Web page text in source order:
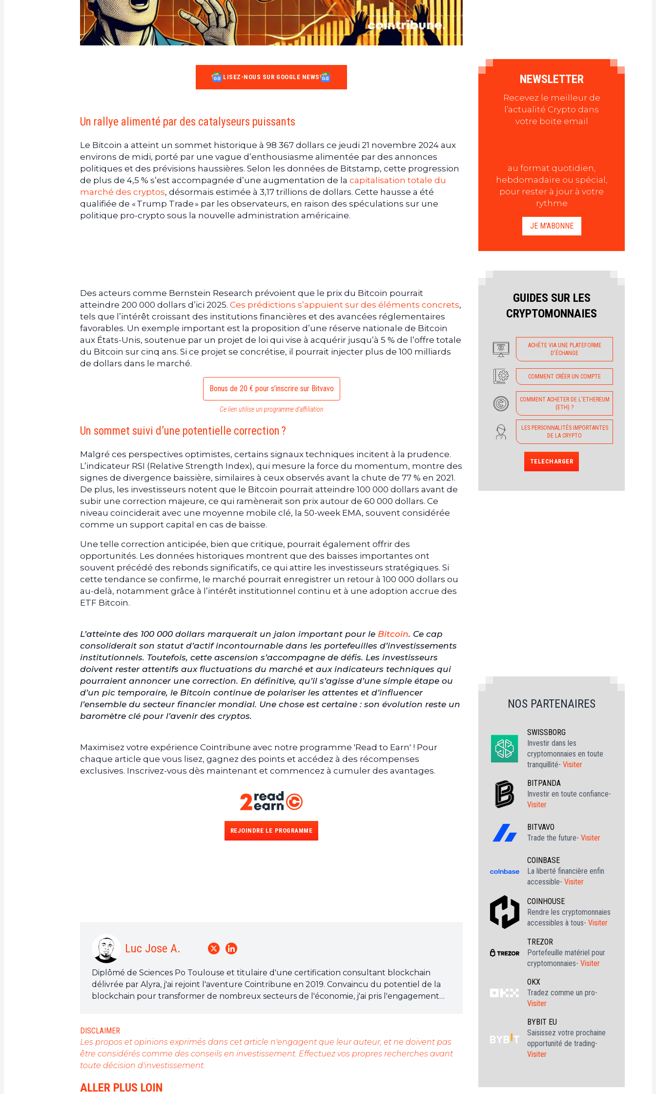
LISEZ-NOUS SUR GOOGLE NEWS
Un rallye alimenté par des catalyseurs puissants
Le Bitcoin a atteint un sommet historique à 98 367 dollars ce jeudi 21 novembre 2024 aux
environs de midi, porté par une vague d’enthousiasme alimentée par des annonces
politiques et des prévisions haussières. Selon les données de Bitstamp, cette progression
de plus de 4,5 % s’est accompagnée d’une augmentation de la capitalisation totale du
marché des cryptos, désormais estimée à 3,17 trillions de dollars. Cette hausse a été
qualifiée de « Trump Trade » par les observateurs, en raison des spéculations sur une
politique pro-crypto sous la nouvelle administration américaine.
Des acteurs comme Bernstein Research prévoient que le prix du Bitcoin pourrait
atteindre 200 000 dollars d’ici 2025. Ces prédictions s’appuient sur des éléments concrets,
tels que l’intérêt croissant des institutions financières et des avancées réglementaires
favorables. Un exemple important est la proposition d’une réserve nationale de Bitcoin
aux États-Unis, soutenue par un projet de loi qui vise à acquérir jusqu’à 5 % de l’offre totale
du Bitcoin sur cinq ans. Si ce projet se concrétise, il pourrait injecter plus de 100 milliards
de dollars dans le marché.
Bonus de 20 € pour s’inscrire sur Bitvavo
Ce lien utilise un programme d’affiliation
Un sommet suivi d’une potentielle correction ?
Malgré ces perspectives optimistes, certains signaux techniques incitent à la prudence.
L’indicateur RSI (Relative Strength Index), qui mesure la force du momentum, montre des
signes de divergence baissière, similaires à ceux observés avant la chute de 77 % en 2021.
De plus, les investisseurs notent que le Bitcoin pourrait atteindre 100 000 dollars avant de
subir une correction majeure, ce qui ramènerait son prix autour de 60 000 dollars. Ce
niveau coïnciderait avec une moyenne mobile clé, la 50-week EMA, souvent considérée
comme un support capital en cas de baisse.
Une telle correction anticipée, bien que critique, pourrait également offrir des
opportunités. Les données historiques montrent que des baisses importantes ont
souvent précédé des rebonds significatifs, ce qui attire les investisseurs stratégiques. Si
cette tendance se confirme, le marché pourrait enregistrer un retour à 100 000 dollars ou
au-delà, notamment grâce à l’intérêt institutionnel continu et à une adoption accrue des
ETF Bitcoin.
L’atteinte des 100 000 dollars marquerait un jalon important pour le Bitcoin. Ce cap
consoliderait son statut d’actif incontournable dans les portefeuilles d’investissements
institutionnels. Toutefois, cette ascension s’accompagne de défis. Les investisseurs
doivent rester attentifs aux fluctuations du marché et aux indicateurs techniques qui
pourraient annoncer une correction. En définitive, qu’il s’agisse d’une simple étape ou
d’un pic temporaire, le Bitcoin continue de polariser les attentes et d’influencer
l’ensemble du secteur financier mondial. Une chose est certaine : son évolution reste un
baromètre clé pour l’avenir des cryptos.
Maximisez votre expérience Cointribune avec notre programme 'Read to Earn' ! Pour
chaque article que vous lisez, gagnez des points et accédez à des récompenses
exclusives. Inscrivez-vous dès maintenant et commencez à cumuler des avantages.
REJOINDRE LE PROGRAMME
Luc Jose A.
Diplômé de Sciences Po Toulouse et titulaire d'une certification consultant blockchain
délivrée par Alyra, j'ai rejoint l'aventure Cointribune en 2019. Convaincu du potentiel de la
blockchain pour transformer de nombreux secteurs de l'économie, j'ai pris l'engagement
opportunités qu'elle offre. Je m'efforce chaque jour de fournir une analyse objective de
l'actualité, de décrypter les tendances du marché, de relayer les dernières innovations
technologiques et de mettre en perspective les enjeux économiques et sociétaux de cette
révolution en marche.
DISCLAIMER
Les propos et opinions exprimés dans cet article n'engagent que leur auteur, et ne doivent pas
être considérés comme des conseils en investissement. Effectuez vos propres recherches avant
toute décision d'investissement.
ALLER PLUS LOIN
NEWSLETTER
Recevez le meilleur de
l’actualité Crypto dans
votre boite email
au format quotidien,
hebdomadaire ou spécial,
pour rester à jour à votre
rythme
JE M'ABONNE
GUIDES SUR LES
CRYPTOMONNAIES
ACHÈTE VIA UNE PLATEFORME
D'ÉCHANGE
COMMENT CRÉER UN COMPTE
COMMENT ACHETER DE L'ETHEREUM
(ETH) ?
LES PERSONNALITÉS IMPORTANTES
DE LA CRYPTO
TELECHARGER
NOS PARTENAIRES
SWISSBORG
Investir dans les
cryptomonnaies en toute
tranquillité- Visiter
BITPANDA
Investir en toute confiance-
Visiter
BITVAVO
Trade the future- Visiter
COINBASE
La liberté financière enfin
accessible- Visiter
COINHOUSE
Rendre les cryptomonnaies
accessibles à tous- Visiter
TREZOR
Portefeuille matériel pour
cryptomonnaies- Visiter
OKX
Tradez comme un pro-
Visiter
BYBIT EU
Saisissez votre prochaine
opportunité de trading-
Visiter